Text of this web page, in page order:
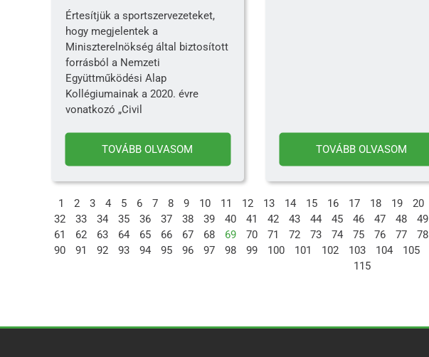
Értesítjük a sportszervezeteket,
hogy megjelentek a
Miniszterelnökség által biztosított
forrásból a Nemzeti
Együttműködési Alap
Kollégiumainak a 2020. évre
vonatkozó „Civil
TOVÁBB OLVASOM TOVÁBB OLVASOM
1 2 3 4 5 6 7 8 9 10 11 12 13 14 15 16 17 18 19 20
32
33 34 35 36 37 38 39 40 41 42 43 44 45 46 47 48 49
61
62 63 64 65 66 67 68 69 70 71 72 73 74 75 76 77 78
90
91 92 93 94 95 96 97 98 99 100 101 102 103 104 105
115